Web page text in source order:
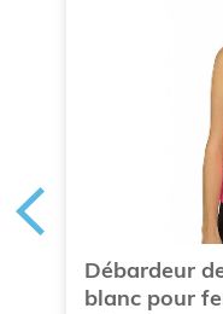
Débardeur
blanc pour